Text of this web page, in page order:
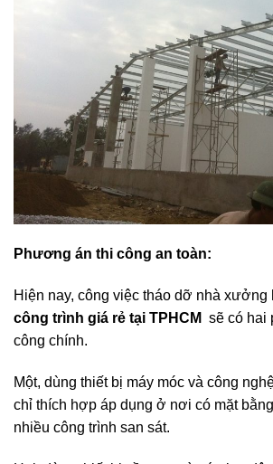
Phương án thi công an toàn:
Hiện nay, công việc tháo dỡ nhà xưởng
công trình giá rẻ tại TPHCM sẽ có hai
công chính.
Một, dùng thiết bị máy móc và công
chỉ thích hợp áp dụng ở nơi có mặt
nhiều công trình san sát.